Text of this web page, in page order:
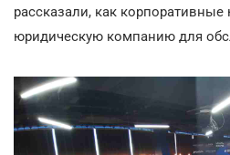
рассказали, как
юридическую компанию для